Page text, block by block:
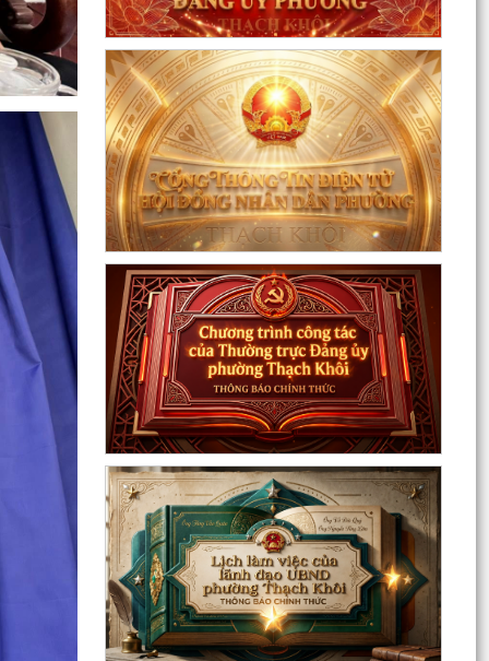
(lần 1).
Kế hoạch tổ chức Hội nghị tuyên truyền, phổ
biến triển khai Luật sửa đổi, bổ sung một số điều
của...
Công tác tháng 8/2026 của Ủy ban nhân dân
phường Thạch Khôi
Đồng chí Đặng Xuân Thưởng - Uỷ viên Thành
uỷ, Phó Trưởng ban thường trực Ban Nội chính
Thành uỷ dự...
Nuôi con bằng sữa mẹ cho một “Khởi đầu bền
vững - Phát huy những thực hành tốt sẵn có”
Về việc thay đổi địa danh trên bảng hiệu tại các
Nhà Văn hoá và tăng cường công tác quản lý
hoạt...
Phường Thạch Khôi tổ chức lấy mẫu sinh phẩm
hài cốt liệt sĩ chưa xác định được thông tin để
giám...
Hội nghị công bố quyết định công tác cán bộ
Chương trình Công tác tuần của Chủ tịch, các
Phó Chủ tịch UBND phường (Từ 03/8/2026 đến
09/8/2026)